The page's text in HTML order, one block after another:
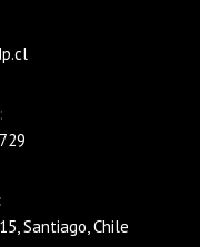
Santiago, Chile